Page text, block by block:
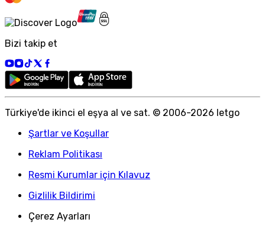
Bizi takip et
Türkiye'de ikinci el eşya al ve sat. © 2006-2026 letgo
Şartlar ve Koşullar
Reklam Politikası
Resmi Kurumlar için Kılavuz
Gizlilik Bildirimi
Çerez Ayarları